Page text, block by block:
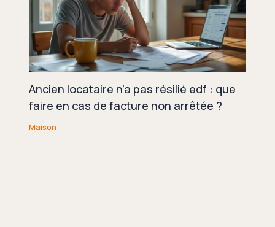
Ancien locataire n’a pas résilié edf : que
faire en cas de facture non arrêtée ?
Maison